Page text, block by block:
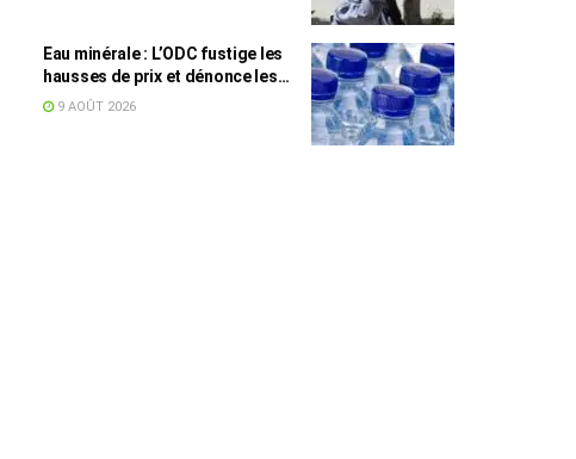
Eau minérale : L’ODC fustige les
hausses de prix et dénonce les
profiteurs de la pénurie
9 AOÛT 2026